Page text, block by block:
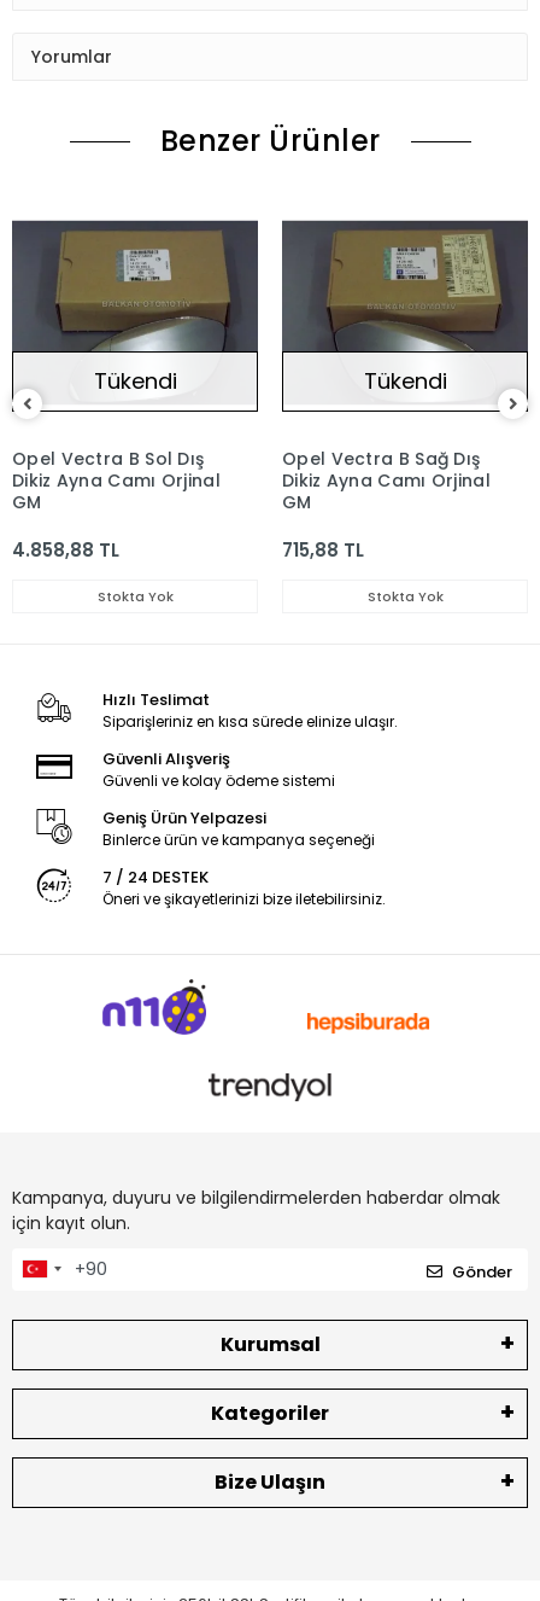
Yorumlar
Benzer Ürünler
Tükendi
Opel Vectra B Sol Dış
Dikiz Ayna Camı Orjinal
GM
4.858,88 TL
Stokta Yok
Tükendi
Opel Vectra B Sağ Dış
Dikiz Ayna Camı Orjinal
GM
715,88 TL
Stokta Yok
Hızlı Teslimat
Siparişleriniz en kısa sürede elinize ulaşır.
Güvenli Alışveriş
Güvenli ve kolay ödeme sistemi
Geniş Ürün Yelpazesi
Binlerce ürün ve kampanya seçeneği
7 / 24 DESTEK
Öneri ve şikayetlerinizi bize iletebilirsiniz.
Kampanya, duyuru ve bilgilendirmelerden haberdar olmak
için kayıt olun.
Gönder
Kurumsal
Kategoriler
Bize Ulaşın